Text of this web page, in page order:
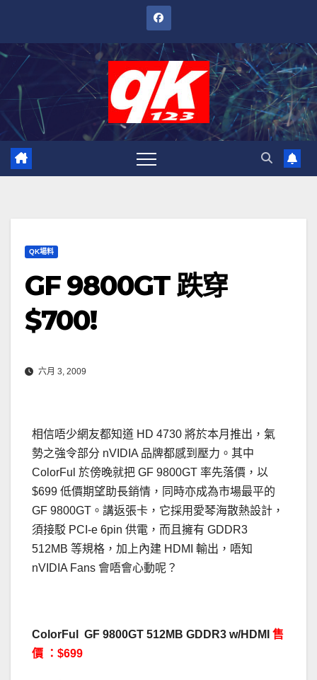
內
QK場料
GF 9800GT 跌穿
$700!
六月 3, 2009
相信唔少網友都知道 HD 4730 將於本月推出，氣
勢之強令部分 nVIDIA 品牌都感到壓力。其中
ColorFul 於傍晚就把 GF 9800GT 率先落價，以
$699 低價期望助長銷情，同時亦成為市場最平的
GF 9800GT。講返張卡，它採用愛琴海散熱設計，
須接駁 PCI-e 6pin 供電，而且擁有 GDDR3
512MB 等規格，加上內建 HDMI 輸出，唔知
nVIDIA Fans 會唔會心動呢？
ColorFul GF 9800GT 512MB GDDR3 w/HDMI 售
價 ：$699